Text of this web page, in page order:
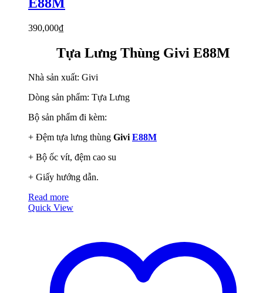
390,000₫
Tựa Lưng Thùng Givi E88M
Nhà sản xuất: Givi
Dòng sản phẩm: Tựa Lưng
Bộ sản phẩm đi kèm:
+ Đệm tựa lưng thùng GiviE88M
+ Bộ ốc vít, đệm cao su
+ Giấy hướng dẫn.
Read more
Quick View